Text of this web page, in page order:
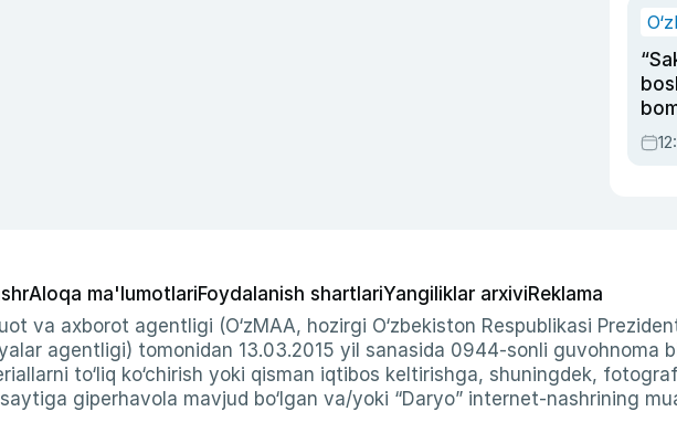
Aloqa ma'lumotlariFoydalanish shartlariYangiliklar arxiviReklama
va axborot agentligi (O‘zMAA, hozirgi O‘zbekiston Respublikasi
agentligi) tomonidan 13.03.2015 yil sanasida 0944-sonli guvohnoma
to‘liq ko‘chirish yoki qisman iqtibos keltirishga, shuningdek,
giperhavola mavjud bo‘lgan va/yoki “Daryo” internet-nashrining